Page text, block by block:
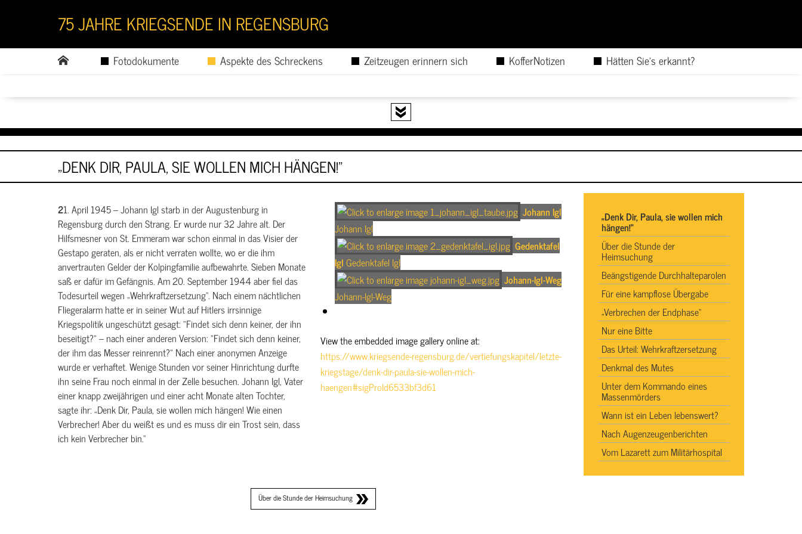
75 JAHRE KRIEGSENDE IN REGENSBURG
Fotodokumente Aspekte des Schreckens Zeitzeugen erinnern sich KofferNotizen Hätten Sie's erkannt?
„DENK DIR, PAULA, SIE WOLLEN MICH HÄNGEN!"
21. April 1945 – Johann Igl starb in der Augustenburg in
Regensburg durch den Strang. Er wurde nur 32 Jahre alt. Der
Hilfsmesner von St. Emmeram war schon einmal in das Visier der
Gestapo geraten, als er nicht verraten wollte, wo er die ihm
anvertrauten Gelder der Kolpingfamilie aufbewahrte. Sieben Monate
saß er dafür im Gefängnis. Am 20. September 1944 aber fiel das
Todesurteil wegen „Wehrkraftzersetzung“. Nach einem nächtlichen
Fliegeralarm hatte er in seiner Wut auf Hitlers irrsinnige
Kriegspolitik ungeschützt gesagt: "Findet sich denn keiner, der ihn
beseitigt?" – nach einer anderen Version: "Findet sich denn keiner,
der ihm das Messer reinrennt?" Nach einer anonymen Anzeige
wurde er verhaftet. Wenige Stunden vor seiner Hinrichtung durfte
ihn seine Frau noch einmal in der Zelle besuchen. Johann Igl, Vater
einer knapp zweijährigen und einer acht Monate alten Tochter,
sagte ihr: „Denk Dir, Paula, sie wollen mich hängen! Wie einen
Verbrecher! Aber du weißt es und es muss dir ein Trost sein, dass
ich kein Verbrecher bin.“
Johann Igl
Johann Igl
Gedenktafel
Igl Gedenktafel Igl
Johann-Igl-Weg
Johann-Igl-Weg
View the embedded image gallery online at:
https://www.kriegsende-regensburg.de/vertiefungskapitel/letzte-
kriegstage/denk-dir-paula-sie-wollen-mich-
haengen#sigProId6533bf3d61
Über die Stunde der Heimsuchung
„Denk Dir, Paula, sie wollen mich
hängen!"
Über die Stunde der
Heimsuchung
Beängstigende Durchhalteparolen
Für eine kampflose Übergabe
„Verbrechen der Endphase“
Nur eine Bitte
Das Urteil: Wehrkraftzersetzung
Denkmal des Mutes
Unter dem Kommando eines
Massenmörders
Wann ist ein Leben lebenswert?
Nach Augenzeugenberichten
Vom Lazarett zum Militärhospital